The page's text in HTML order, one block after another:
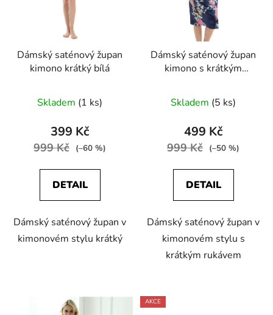
Dámský saténový župan
kimono krátký bílá
Skladem (1 ks)
399 Kč
999 Kč (–60 %)
DETAIL
Dámský saténový župan v
kimonovém stylu krátký
Dámský saténový župan
kimono s krátkým
Skladem (5 ks)
499 Kč
999 Kč (–50 %)
DETAIL
Dámský saténový župan v
kimonovém stylu s
krátkým rukávem
AKCE